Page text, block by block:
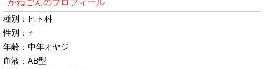
かねごんのプロフィール
種別：ヒト科
性別：♂
年齢：中年オヤジ
血液：AB型